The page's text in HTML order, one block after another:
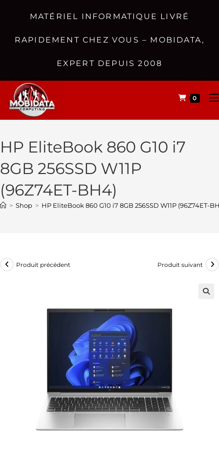
MATÉRIEL INFORMATIQUE LIVRÉ
RAPIDEMENT CHEZ VOUS – MOBIDATA,
EXPERT DEPUIS 2008
0
HP EliteBook 860 G10 i7
8GB 256SSD W11P
(96Z74ET-BH4)
> Shop > HP EliteBook 860 G10 i7 8GB 256SSD W11P (96Z74ET-
Produit précédent Produit suivant